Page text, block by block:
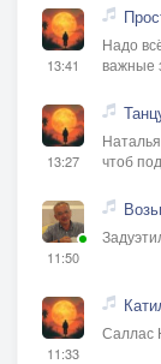
13:41
Надо
важные
13:27
чтоб
11:50
11:33
Саллас